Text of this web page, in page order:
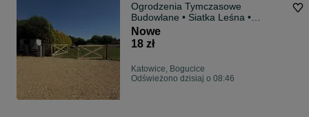
Ogrodzenia Tymczasowe
Budowlane • Siatka Leśna •
SŁUPKI METALOWE lub
Drewniane • SZYBKIE TERMINY
48h • Śląsk
Nowe
18 zł
Katowice, Bogucice
Odświeżono dzisiaj o 08:46